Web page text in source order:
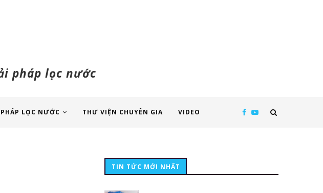
pháp lọc nước
LỌC NƯỚC THƯ VIỆN CHUYÊN GIA VIDEO
TIN TỨC MỚI NHẤT